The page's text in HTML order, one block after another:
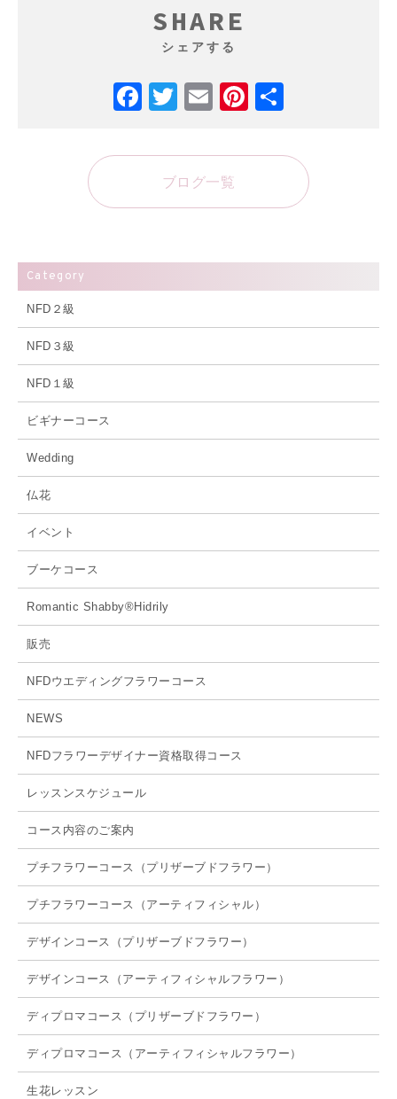
SHARE
シェアする
Facebook
Twitter
EmailPinterest
ブログ一覧
Category
NFD２級
NFD３級
NFD１級
ビギナーコース
Wedding
仏花
イベント
ブーケコース
Romantic Shabby®Hidrily
販売
NFDウエディングフラワーコース
NEWS
NFDフラワーデザイナー資格取得コース
レッスンスケジュール
コース内容のご案内
プチフラワーコース（プリザーブドフラワー）
プチフラワーコース（アーティフィシャル）
デザインコース（プリザーブドフラワー）
デザインコース（アーティフィシャルフラワー）
ディプロマコース（プリザーブドフラワー）
ディプロマコース（アーティフィシャルフラワー）
生花レッスン